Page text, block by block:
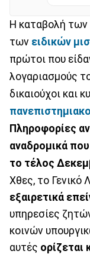
Η καταβολή των
των ειδικών
πρώτοι που
λογαριασμούς
δικαιούχοι και
Πληροφορίες
αναδρομικά
το τέλος
Χθες, το Γενικό
εξαιρετικά
υπηρεσίες
κοινών
αυτές ορίζεται